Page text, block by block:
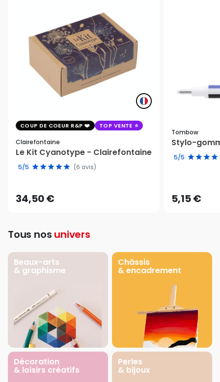
COUP DE COEUR R&P TOP VENTE
Clairefontaine
Le Kit Cyanotype - Clairefontaine
5/5 (6 avis)
34,50 €
Tombow
Stylo-
5/5
5,15 €
Tous nos univers
Beaux-arts
& graphisme
Châssis
& encadrement
Décoration
& loisirs créatifs
Perles
& bijoux